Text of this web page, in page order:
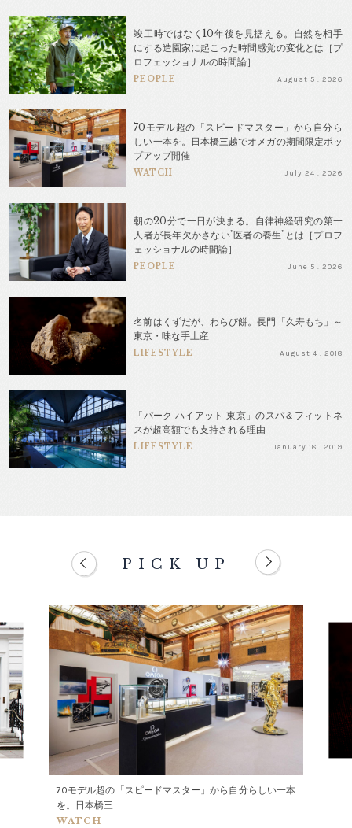
竣工時ではなく10年後を見据える。自然を相手
にする造園家に起こった時間感覚の変化とは［プ
ロフェッショナルの時間論］
PEOPLE August 5 . 2026
70モデル超の「スピードマスター」から自分ら
しい一本を。日本橋三越でオメガの期間限定ポッ
プアップ開催
WATCH July 24 . 2026
朝の20分で一日が決まる。自律神経研究の第一
人者が長年欠かさない"医者の養生"とは［プロフ
ェッショナルの時間論］
PEOPLE June 5 . 2026
名前はくずだが、わらび餅。長門「久寿もち」～
東京・味な手土産
LIFESTYLE August 4 . 2018
「パーク ハイアット 東京」のスパ＆フィットネ
スが超高額でも支持される理由
LIFESTYLE January 18 . 2019
PICK UP
70モデル超の「スピードマスター」から自分らしい一本
を。日本橋三...
WATCH